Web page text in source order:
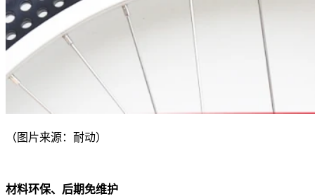
（图片来源：耐动）
材料环保、后期免维护